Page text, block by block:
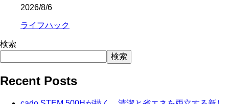
2026/8/6
ライフハック
検索
検索
Recent Posts